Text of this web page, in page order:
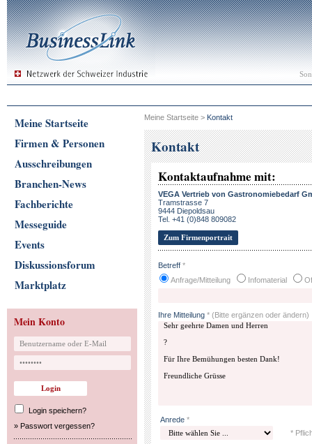
Meine Startseite
Firmen & Personen
Ausschreibungen
Branchen-News
Fachberichte
Messeguide
Events
Diskussionsforum
Marktplatz
Mein Konto
Login speichern?
» Passwort vergessen?
Meine Startseite > Kontakt
Kontakt
Kontaktaufnahme mit:
VEGA Vertrieb von Gastronomiebedarf
Tramstrasse 7
9444 Diepoldsau
Tel. +41 (0)848 809082
Zum Firmenportrait
Betreff *
Anfrage/Mitteilung
Infomaterial
Ihre Mitteilung * (Bitte ergänzen oder ändern)
Anrede *
*